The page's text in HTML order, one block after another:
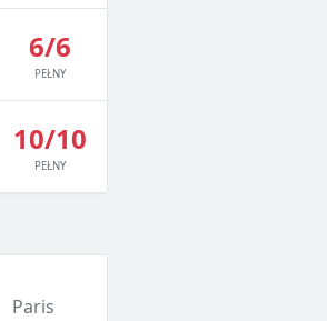
6/6
PEŁNY
10/10
PEŁNY
Paris